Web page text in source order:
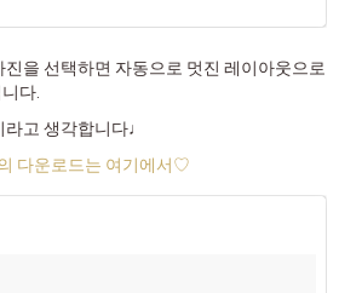
을 선택하면 자동으로 멋진 레이아웃으로
다.
고 생각합니다♩
다운로드는 여기에서♡